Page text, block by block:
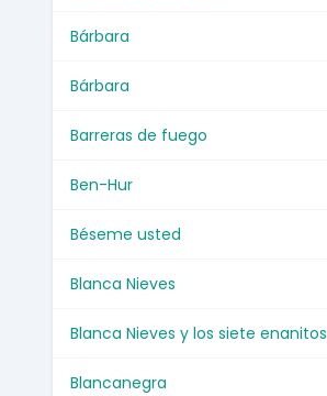
Bárbara
Bárbara
Barreras de fuego
Ben-Hur
Béseme usted
Blanca Nieves
Blanca Nieves y los siete enanitos
Blancanegra